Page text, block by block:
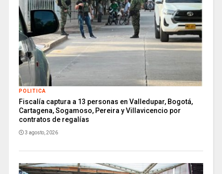
POLITICA
Fiscalía captura a 13 personas en Valledupar, Bogotá,
Cartagena, Sogamoso, Pereira y Villavicencio por
contratos de regalías
3 agosto, 2026